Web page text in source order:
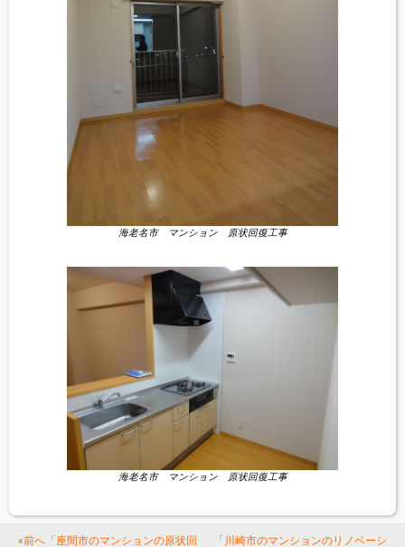
海老名市 マンション 原状回復工事
海老名市 マンション 原状回復工事
«前へ「座間市のマンションの原状回 「川崎市のマンションのリノベーシ